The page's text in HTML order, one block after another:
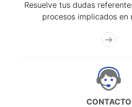
Resuelve tus dudas
procesos implicados en
CONTACTO